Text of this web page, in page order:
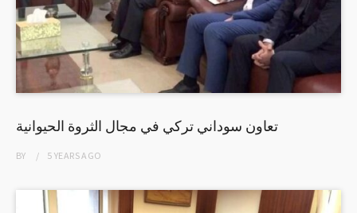
تعاون سوداني تركي في مجال الثروة الحيوانية
BY 5 YEARSAGO